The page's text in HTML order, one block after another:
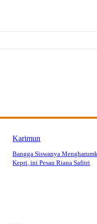
Karimun
Bangga Siswanya
Kepri, ini Pesan Riana Safitri